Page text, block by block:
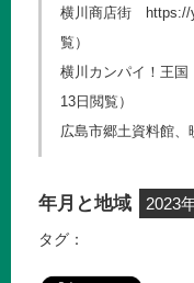
横川商店街
https://
覧）
横川カンパイ！王国
13日閲覧）
広島市郷土資料館、
年月と地域 2023
タグ：